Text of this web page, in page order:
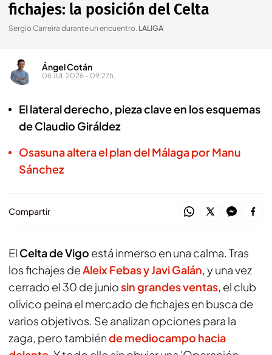
fichajes: la posición del Celta
Sergio Carreira durante un encuentro. LALIGA
Ángel Cotán
06 JUL 2026 - 09:27h.
El lateral derecho, pieza clave en los esquemas
de Claudio Giráldez
Osasuna altera el plan del Málaga por Manu
Sánchez
Compartir
El Celta de Vigo está inmerso en una calma. Tras
los fichajes deAleix Febas y Javi Galán, y una vez
cerrado el 30 de juniosin grandes ventas, el club
olívico peina el mercado de fichajes en busca de
varios objetivos. Se analizan opciones para la
zaga, pero tambiénde mediocampo hacia